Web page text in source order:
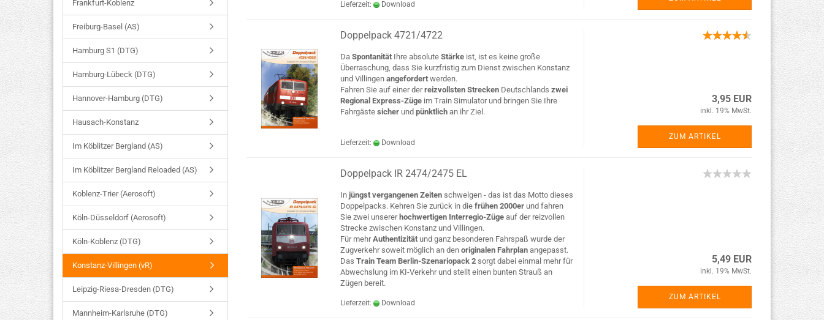
Lieferzeit: Download
Doppelpack 4721/4722
Da Spontanität Ihre absolute Stärke ist, ist es keine große
Überraschung, dass Sie kurzfristig zum Dienst zwischen Konstanz
und Villingen angefordert werden.
Fahren Sie auf einer derreizvollsten Strecken Deutschlands zwei
Regional Express-Züge im Train Simulator und bringen Sie Ihre
Fahrgäste sicher und pünktlich an ihr Ziel.
Lieferzeit: Download
3,95 EUR
inkl. 19% MwSt.
ZUM ARTIKEL
Doppelpack IR 2474/2475 EL
In jüngst vergangenen Zeiten schwelgen - das ist das Motto dieses
Doppelpacks. Kehren Sie zurück in die frühen 2000er und fahren
Sie zwei unserer hochwertigen Interregio-Züge auf der reizvollen
Strecke zwischen Konstanz und Villingen.
Für mehrAuthentizität und ganz besonderen Fahrspaß wurde der
Zugverkehr soweit möglich an den originalen Fahrplan angepasst.
Das Train Team Berlin-Szenariopack 2 sorgt dabei einmal mehr für
Abwechslung im KI-Verkehr und stellt einen bunten Strauß an
Zügen bereit.
Lieferzeit: Download
5,49 EUR
inkl. 19% MwSt.
ZUM ARTIKEL
Frankfurt-Koblenz
Freiburg-Basel (AS)
Hamburg S1 (DTG)
Hamburg-Lübeck (DTG)
Hannover-Hamburg (DTG)
Hausach-Konstanz
Im Köblitzer Bergland (AS)
Im Köblitzer Bergland Reloaded (AS)
Koblenz-Trier (Aerosoft)
Köln-Düsseldorf (Aerosoft)
Köln-Koblenz (DTG)
Konstanz-Villingen (vR)
Leipzig-Riesa-Dresden (DTG)
Mannheim-Karlsruhe (DTG)